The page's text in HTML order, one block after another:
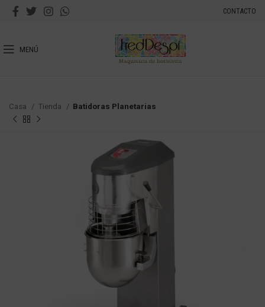
CONTACTO
MENÚ
Casa Tienda Batidoras Planetarias